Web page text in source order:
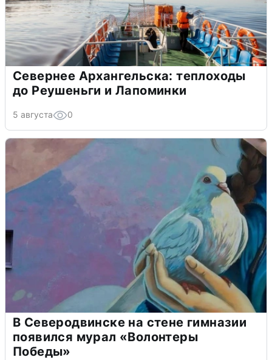
Севернее Архангельска: теплоходы
до Реушеньги и Лапоминки
5 августа 0
В Северодвинске на стене гимназии
появился мурал «Волонтеры
Победы»